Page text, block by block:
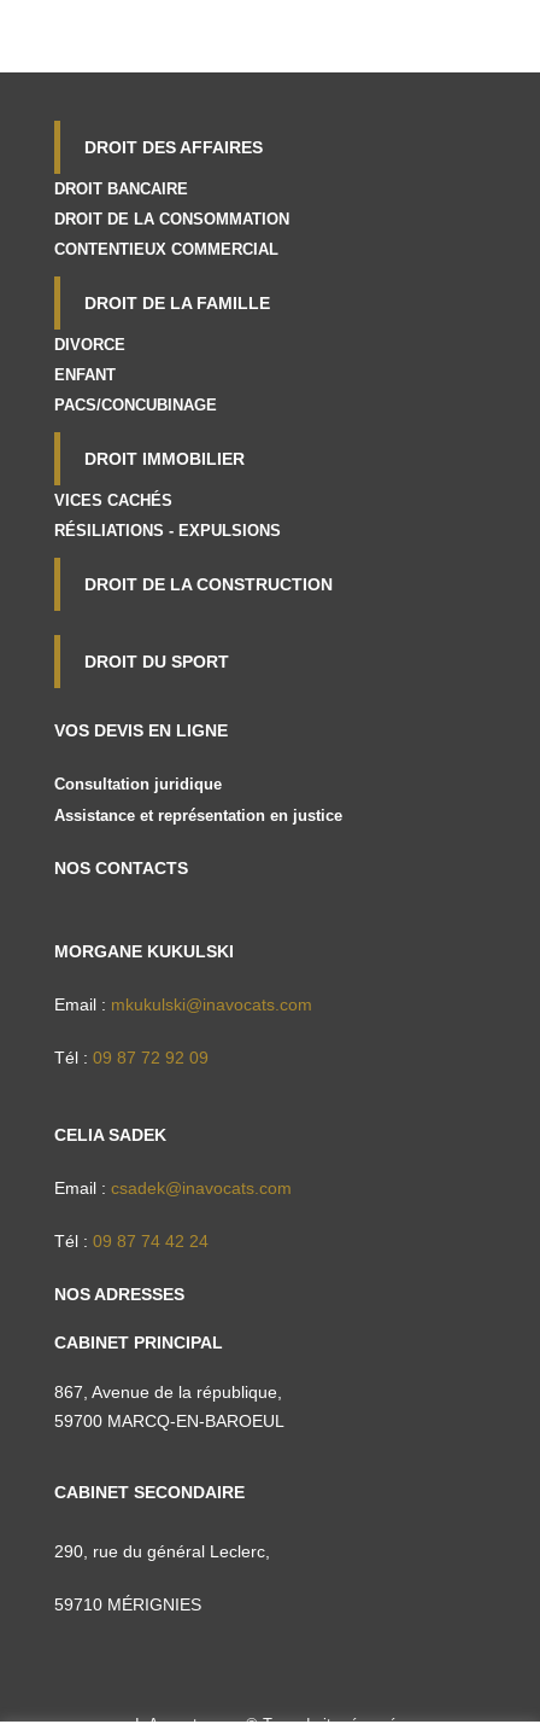
DROIT DES AFFAIRES
DROIT BANCAIRE
DROIT DE LA CONSOMMATION
CONTENTIEUX COMMERCIAL
DROIT DE LA FAMILLE
DIVORCE
ENFANT
PACS/CONCUBINAGE
DROIT IMMOBILIER
VICES CACHÉS
RÉSILIATIONS - EXPULSIONS
DROIT DE LA CONSTRUCTION
DROIT DU SPORT
VOS DEVIS EN LIGNE
Consultation juridique
Assistance et représentation en justice
NOS CONTACTS
MORGANE KUKULSKI
Email : mkukulski@inavocats.com
Tél : 09 87 72 92 09
CELIA SADEK
Email : csadek@inavocats.com
Tél : 09 87 74 42 24
NOS ADRESSES
CABINET PRINCIPAL
867, Avenue de la république,
59700 MARCQ-EN-BAROEUL
CABINET SECONDAIRE
290, rue du général Leclerc,
59710 MÉRIGNIES
InAvocats.com © Tous droits réservés